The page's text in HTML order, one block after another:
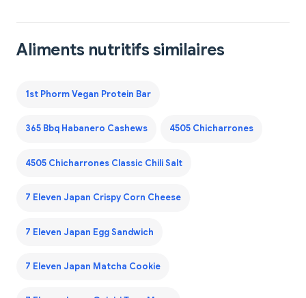
Aliments nutritifs similaires
1st Phorm Vegan Protein Bar
365 Bbq Habanero Cashews 4505 Chicharrones
4505 Chicharrones Classic Chili Salt
7 Eleven Japan Crispy Corn Cheese
7 Eleven Japan Egg Sandwich
7 Eleven Japan Matcha Cookie